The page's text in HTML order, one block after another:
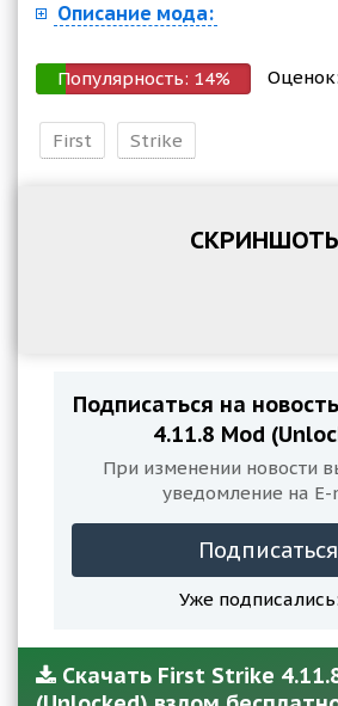
Описание мода:
Популярность: 14% Оценок:
First Strike
Подписаться на
4.11.8 Mod
При изменении новости
уведомление на E-
Подписаться
Уже подписались:
Скачать First Strike